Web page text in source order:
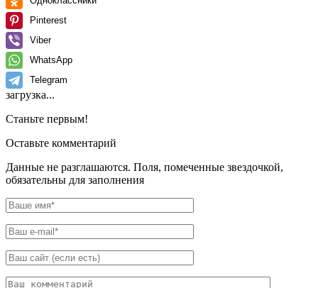
Pinterest
Viber
WhatsApp
Telegram
загрузка...
Станьте первым!
Оставьте комментарий
Данные не разглашаются. Поля, помеченные звездочкой,
обязательны для заполнения